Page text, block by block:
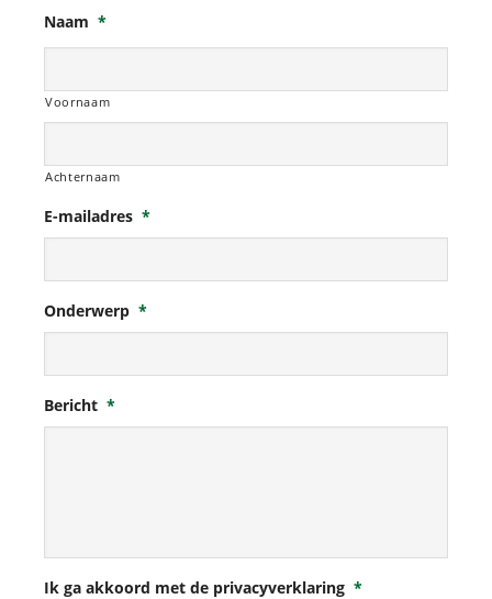
Naam *
Voornaam
Achternaam
E-mailadres *
Onderwerp *
Bericht *
Ik ga akkoord met de privacyverklaring *